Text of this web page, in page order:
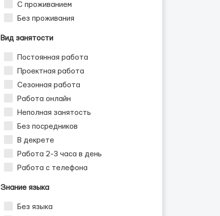
С проживанием
Без проживания
Вид занятости
Постоянная работа
Проектная работа
Сезонная работа
Работа онлайн
Неполная занятость
Без посредников
В декрете
Работа 2-3 часа в день
Работа с телефона
Знание языка
Без языка